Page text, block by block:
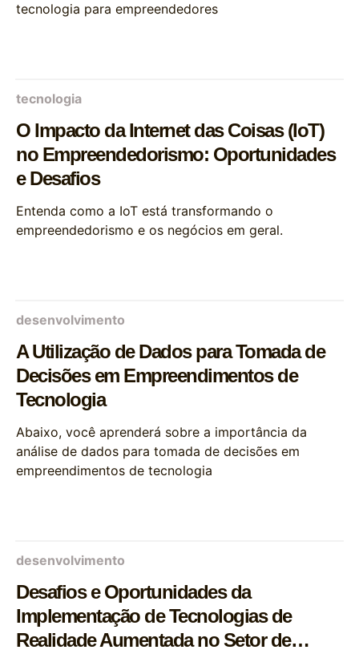
tecnologia para empreendedores
tecnologia
O Impacto da Internet das Coisas (IoT)
no Empreendedorismo: Oportunidades
e Desafios
Entenda como a IoT está transformando o
empreendedorismo e os negócios em geral.
desenvolvimento
A Utilização de Dados para Tomada de
Decisões em Empreendimentos de
Tecnologia
Abaixo, você aprenderá sobre a importância da
análise de dados para tomada de decisões em
empreendimentos de tecnologia
desenvolvimento
Desafios e Oportunidades da
Implementação de Tecnologias de
Realidade Aumentada no Setor de